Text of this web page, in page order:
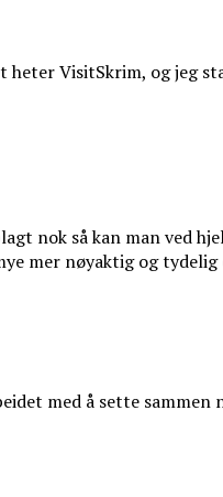
heter VisitSkrim, og jeg
nok så kan man ved
mer nøyaktig og
med å sette sammen